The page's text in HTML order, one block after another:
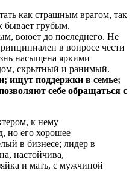
как страшным врагом, так
бывает грубым,
воюет до последнего. Не
в вопросе чести
насыщена яркими
скрытный и ранимый.
ищут поддержки в семье;
себе обращаться с
к нему
но его хорошее
в бизнесе; лидер в
настойчива,
и мать, с мужчиной